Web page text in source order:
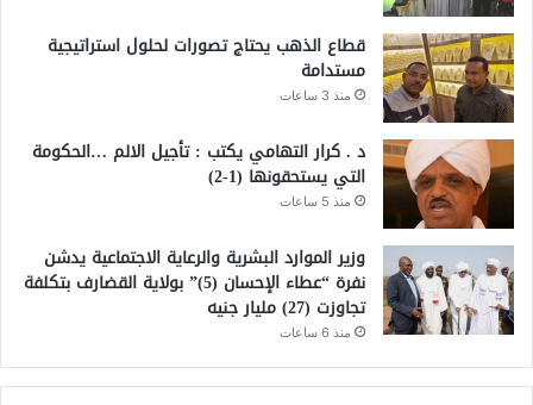
قطاع الذهب يحتاج تصورات لحلول استراتيجية
مستدامة
منذ 3 ساعات
د . كرار التهامي يكتب : تأجيل الالم …الحكومة
التي يستحقونها (1-2)
منذ 5 ساعات
وزير الموارد البشرية والرعاية الاجتماعية يدشن
نفرة “عطاء الإحسان (5)” بولاية القضارف بتكلفة
تجاوزت (27) مليار جنيه
منذ 6 ساعات